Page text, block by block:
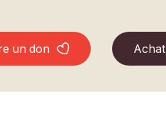
e un don Achat